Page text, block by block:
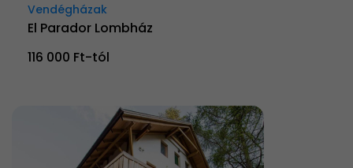
Vendégházak
El Parador Lombház
116 000 Ft-tól